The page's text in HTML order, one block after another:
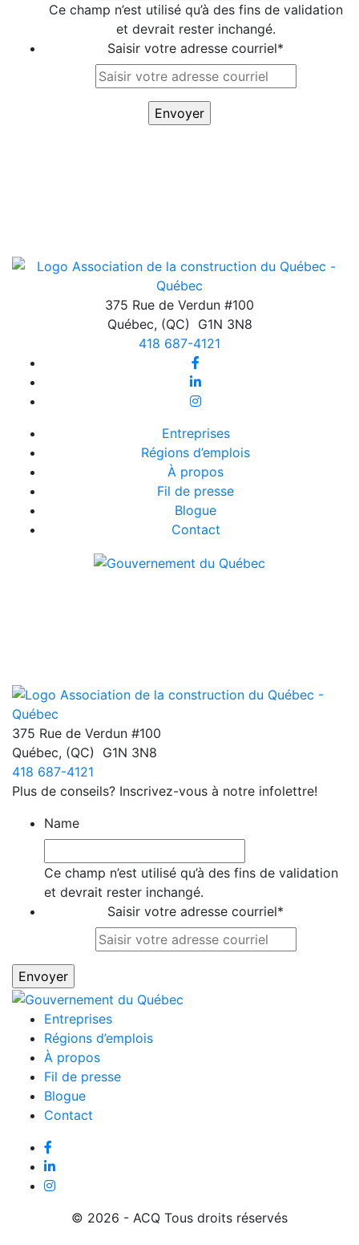
Ce champ n’est utilisé qu’à des fins de validation
et devrait rester inchangé.
Saisir votre adresse courriel*
375 Rue de Verdun #100
Québec, (QC)
G1N 3N8
418 687-4121
Entreprises
Régions d’emplois
À propos
Fil de presse
Blogue
Contact
375 Rue de Verdun #100
Québec, (QC)
G1N 3N8
418 687-4121
Plus de conseils? Inscrivez-vous à notre infolettre!
Name
Ce champ n’est utilisé qu’à des fins de validation
et devrait rester inchangé.
Saisir votre adresse courriel*
Entreprises
Régions d’emplois
À propos
Fil de presse
Blogue
Contact
© 2026 - ACQ Tous droits réservés